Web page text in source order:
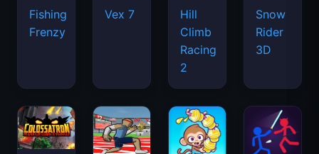
Fishing
Frenzy
Vex 7
Hill
Climb
Racing
2
Snow
Rider
3D